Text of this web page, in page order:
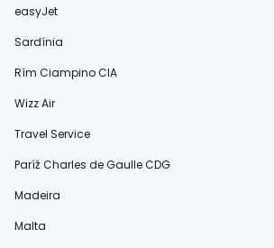
easyJet
Sardínia
Rím Ciampino CIA
Wizz Air
Travel Service
Paríž Charles de Gaulle CDG
Madeira
Malta